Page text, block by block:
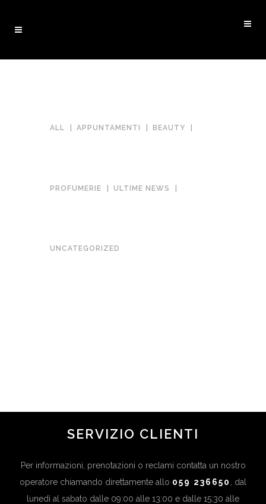
ALL APPUNTAMENTI BEAUTY
PROFUMERIE ULTIME NEWS
UNCATEGORIZED
SERVIZIO CLIENTI
Per informazioni, prenotazioni o reclami contatta un nostro
operatore chiamando direttamente allo 059 236650
, dal
lunedì al sabato dalle 09:00 alle 13:00 e dalle 15:30 alle